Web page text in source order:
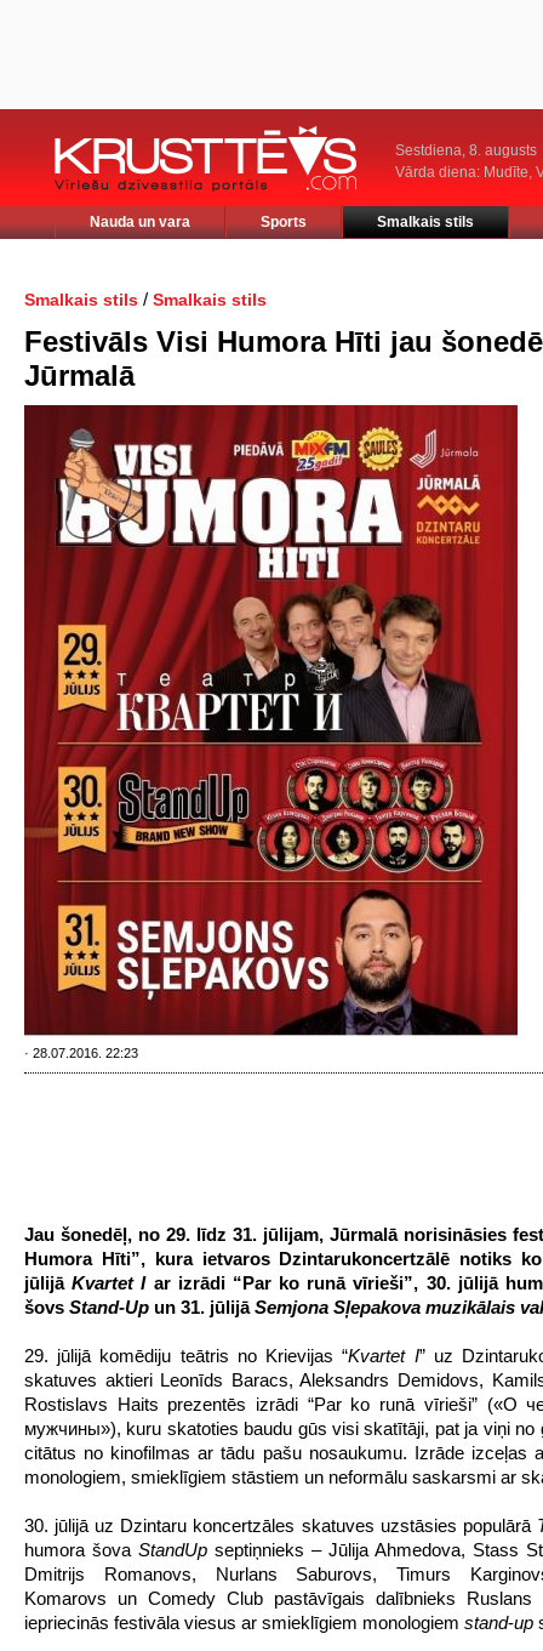
Sestdiena, 8. augusts
Vārda diena: Mudīte,
Nauda un vara Sports Smalkais stils
Smalkais stils / Smalkais stils
Festivāls Visi Humora Hīti jau
Jūrmalā
· 28.07.2016. 22:23
Jau šonedēļ, no 29. līdz 31. jūlijam, Jūrmalā norisināsies
Humora Hīti”, kura ietvaros Dzintarukoncertzālē notiks
jūlijāKvartet I ar izrādi “Par ko runā vīrieši”, 30. jūlijā
šovs Stand-Up un 31. jūlijāSemjona Sļepakova muzikālais
29. jūlijā komēdiju teātris no Krievijas “Kvartet I” uz
skatuves aktieri Leonīds Baracs, Aleksandrs Demidovs,
Rostislavs Haits prezentēs izrādi “Par ko runā vīrieši” («О
мужчины»), kuru skatoties baudu gūs visi skatītāji, pat ja viņi no
citātus no kinofilmas ar tādu pašu nosaukumu. Izrāde izceļas
monologiem, smieklīgiem stāstiem un neformālu saskarsmi ar
30. jūlijā uz Dzintaru koncertzāles skatuves uzstāsies populārā
humora šova StandUp septiņnieks – Jūlija Ahmedova, Stass
Dmitrijs Romanovs, Nurlans Saburovs, Timurs
Komarovs un Comedy Club pastāvīgais dalībnieks Ruslans
iepriecinās festivāla viesus ar smieklīgiem monologiem stand-up